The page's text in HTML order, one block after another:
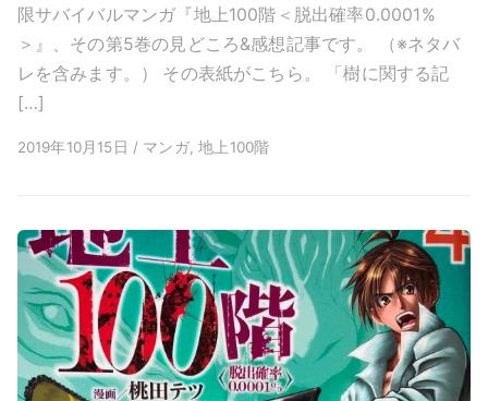
限サバイバルマンガ『地上100階＜脱出確率0.0001%
＞』、その第5巻の見どころ&感想記事です。 （※ネタバ
レを含みます。） その表紙がこちら。 「樹に関する記
[…]
2019年10月15日 / マンガ, 地上100階